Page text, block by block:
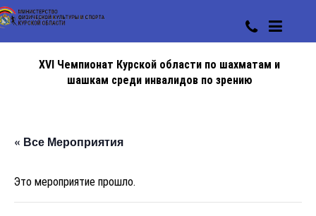
XVI Чемпионат Курской области по шахматам и
шашкам среди инвалидов по зрению
« Все Мероприятия
Это мероприятие прошло.